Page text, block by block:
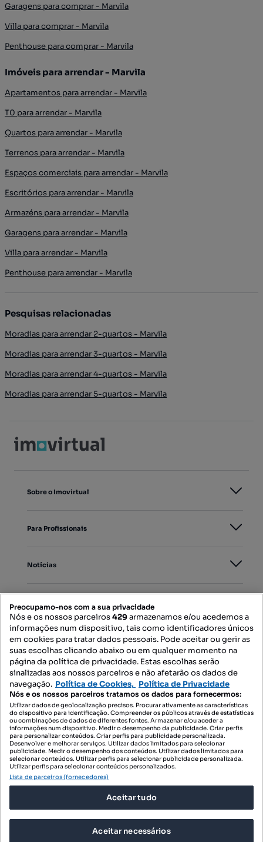
Garagens para comprar - Marvila
Villa para comprar - Marvila
Penthouse para comprar - Marvila
Imóveis para arrendar - Marvila
Apartamentos para arrendar - Marvila
T0 para arrendar - Marvila
Quartos para arrendar - Marvila
Terrenos para arrendar - Marvila
Espaços comerciais para arrendar - Marvila
Escritórios para arrendar - Marvila
Armazéns para arrendar - Marvila
Garagens para arrendar - Marvila
Villa para arrendar - Marvila
Penthouse para arrendar - Marvila
Pesquisas relacionadas
Moradias para arrendar 2-quartos - Marvila
Moradias para arrendar 3-quartos - Marvila
Moradias para arrendar 4-quartos - Marvila
Moradias para arrendar 5-quartos - Marvila
Sobre o Imovirtual
Para Profissionais
Notícias
Mapa do Site
Contacte-nos
SIGA-NOS:
DESCARREGAR NA:
© 2026 Imovirtual.com, OLX Portugal, S.A.
Preocupamo-nos com a sua privacidade
Nós e os nossos parceiros429armazenamos e/ou acedemos a
informações num dispositivo, tais como identificadores únicos
em cookies para tratar dados pessoais. Pode aceitar ou gerir as
suas escolhas clicando abaixo ou em qualquer momento na
página da política de privacidade. Estas escolhas serão
sinalizadas aos nossos parceiros e não afetarão os dados de
navegação. Política de Cookies, Política de Privacidade
Nós e os nossos parceiros tratamos os dados para fornecermos:
Utilizar dados de geolocalização precisos. Procurar ativamente as características
do dispositivo para identificação. Compreender os públicos através de estatísticas
ou combinações de dados de diferentes fontes. Armazenar e/ou aceder a
informações num dispositivo. Medir o desempenho da publicidade. Criar perfis
para personalizar conteúdos. Criar perfis para publicidade personalizada.
Desenvolver e melhorar serviços. Utilizar dados limitados para selecionar
publicidade. Medir o desempenho dos conteúdos. Utilizar dados limitados para
selecionar conteúdos. Utilizar perfis para selecionar publicidade personalizada.
Utilizar perfis para selecionar conteúdos personalizados.
Lista de parceiros (fornecedores)
Aceitar tudo
Aceitar necessários